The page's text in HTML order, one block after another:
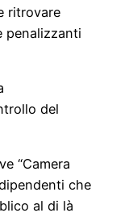
ritrovare
penalizzanti
del
“Camera
che
al di là